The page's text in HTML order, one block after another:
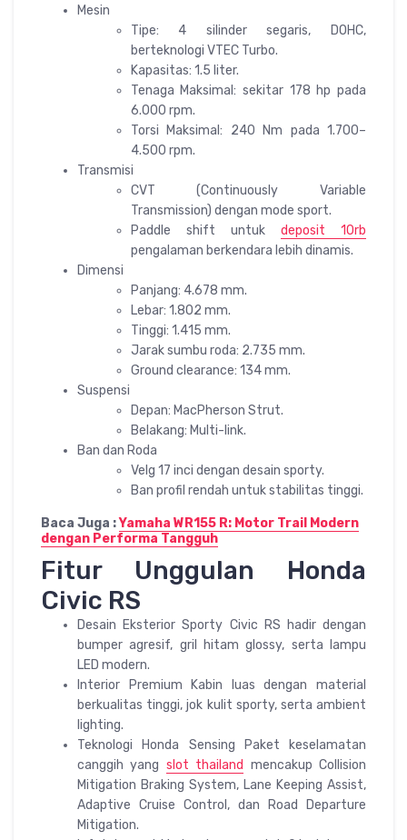
Mesin
Tipe: 4 silinder segaris, DOHC,
berteknologi VTEC Turbo.
Kapasitas: 1.5 liter.
Tenaga Maksimal: sekitar 178 hp pada
6.000 rpm.
Torsi Maksimal: 240 Nm pada 1.700–
4.500 rpm.
Transmisi
CVT (Continuously Variable
Transmission) dengan mode sport.
Paddle shift untuk deposit 10rb
pengalaman berkendara lebih dinamis.
Dimensi
Panjang: 4.678 mm.
Lebar: 1.802 mm.
Tinggi: 1.415 mm.
Jarak sumbu roda: 2.735 mm.
Ground clearance: 134 mm.
Suspensi
Depan: MacPherson Strut.
Belakang: Multi-link.
Ban dan Roda
Velg 17 inci dengan desain sporty.
Ban profil rendah untuk stabilitas tinggi.
Baca Juga :Yamaha WR155 R: Motor Trail Modern
dengan Performa Tangguh
Fitur Unggulan Honda
Civic RS
Desain Eksterior Sporty Civic RS hadir dengan
bumper agresif, gril hitam glossy, serta lampu
LED modern.
Interior Premium Kabin luas dengan material
berkualitas tinggi, jok kulit sporty, serta ambient
lighting.
Teknologi Honda Sensing Paket keselamatan
canggih yang slot thailand mencakup Collision
Mitigation Braking System, Lane Keeping Assist,
Adaptive Cruise Control, dan Road Departure
Mitigation.